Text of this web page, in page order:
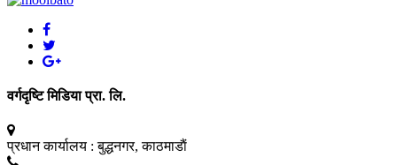
वर्गदृष्टि मिडिया प्रा. लि.
प्रधान कार्यालय : बुद्धनगर, काठमाडाैं